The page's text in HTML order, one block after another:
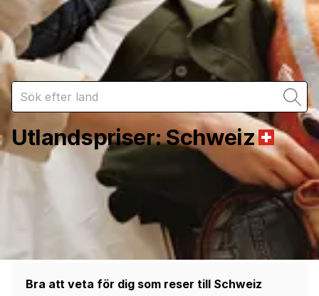
Utlandspriser:Schweiz
Bra att veta för dig som reser till Schweiz